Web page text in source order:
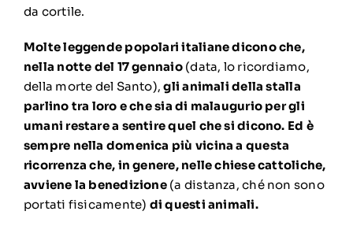
da cortile.
Molte leggende popolari italiane dicono che,
nella notte del 17 gennaio (data, lo ricordiamo,
della morte del Santo),gli animali della stalla
parlino tra loro e che sia di malaugurio per gli
umani restare a sentire quel che si dicono. Ed è
sempre nella domenica più vicina a questa
ricorrenza che, in genere, nelle chiese cattoliche,
avviene la benedizione (a distanza, ché non sono
portati fisicamente) di questi animali.